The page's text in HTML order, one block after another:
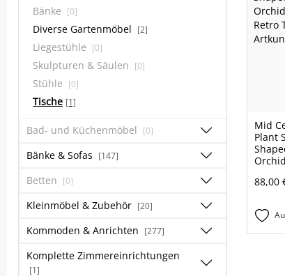
Bänke [0]
Diverse Gartenmöbel [2]
Liegestühle [0]
Skulpturen & Säulen [0]
Stühle [0]
Tische [1]
Bad- und Küchenmöbel [0]
Bänke & Sofas [147]
Betten [0]
Kleinmöbel & Zubehör [20]
Kommoden & Anrichten [277]
Komplette Zimmereinrichtungen
[1]
Mid
Plant
88,00